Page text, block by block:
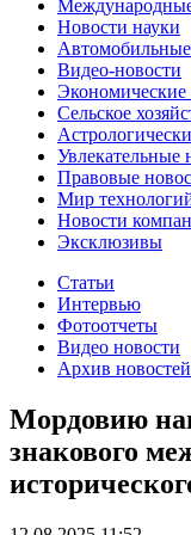
Новости науки
Видео-новости
Экономические
Сельское
Увлекательные
Правовые
Мир
Новости
Эксклюзивы
Статьи
Интервью
Фотоотчеты
Видео новости
Архив новостей
Мордовию
знакового